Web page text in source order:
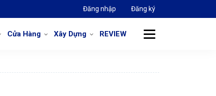
Đăng nhập Đăng ký
Cửa Hàng Xây Dựng REVIEW